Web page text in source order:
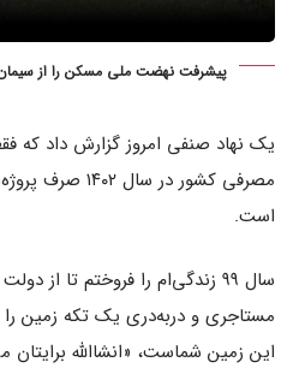
پیشرفت نهضت ملی مسکن را از
مصرفی کشور در
است.
مستاجری و دربه‌دری یک تکه زمین
این زمین شماست، «انشاالله